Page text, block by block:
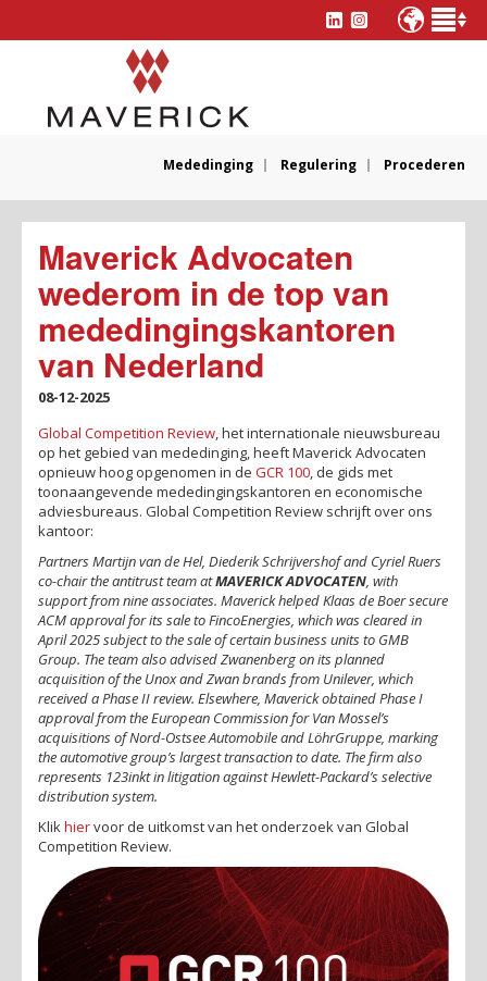
Mededinging Regulering Procederen
Maverick Advocaten
wederom in de top van
mededingingskantoren
van Nederland
08-12-2025
Global Competition Review , het internationale nieuwsbureau
op het gebied van mededinging, heeft Maverick Advocaten
opnieuw hoog opgenomen in de GCR 100 , de gids met
toonaangevende mededingingskantoren en economische
adviesbureaus. Global Competition Review schrijft over ons
kantoor:
Partners Martijn van de Hel, Diederik Schrijvershof and Cyriel Ruers
co-chair the antitrust team atMAVERICK ADVOCATEN , with
support from nine associates. Maverick helped Klaas de Boer secure
ACM approval for its sale to FincoEnergies, which was cleared in
April 2025 subject to the sale of certain business units to GMB
Group. The team also advised Zwanenberg on its planned
acquisition of the Unox and Zwan brands from Unilever, which
received a Phase II review. Elsewhere, Maverick obtained Phase I
approval from the European Commission for Van Mossel’s
acquisitions of Nord-Ostsee Automobile and LöhrGruppe, marking
the automotive group’s largest transaction to date. The firm also
represents 123inkt in litigation against Hewlett-Packard’s selective
distribution system.
Klik hiervoor de uitkomst van het onderzoek van Global
Competition Review.